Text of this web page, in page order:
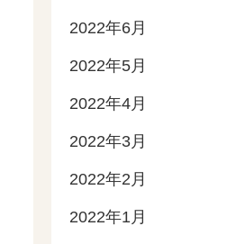
2022年6月
2022年5月
2022年4月
2022年3月
2022年2月
2022年1月